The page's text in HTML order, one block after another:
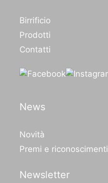
Birrificio
Prodotti
Contatti
News
Novità
Premi e riconoscimenti
Newsletter